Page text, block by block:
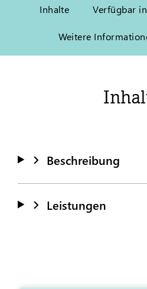
Inhalte Verfügbar
Weitere
Beschreibung
Leistungen